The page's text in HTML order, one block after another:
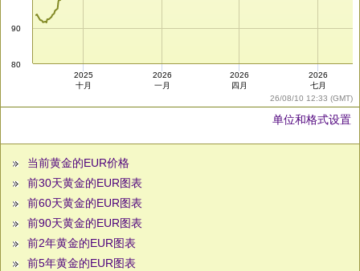
26/08/10 12:33 (GMT)
80
90
2025
十月
2026
一月
2026
四月
2026
七月
单位和格式设置
当前黄金的EUR价格
前30天黄金的EUR图表
前60天黄金的EUR图表
前90天黄金的EUR图表
前2年黄金的EUR图表
前5年黄金的EUR图表